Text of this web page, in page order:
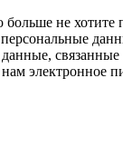
не хотите
персональные
данные,
электронное